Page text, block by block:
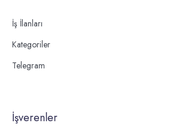
İş İlanları
Kategoriler
Telegram
İşverenler